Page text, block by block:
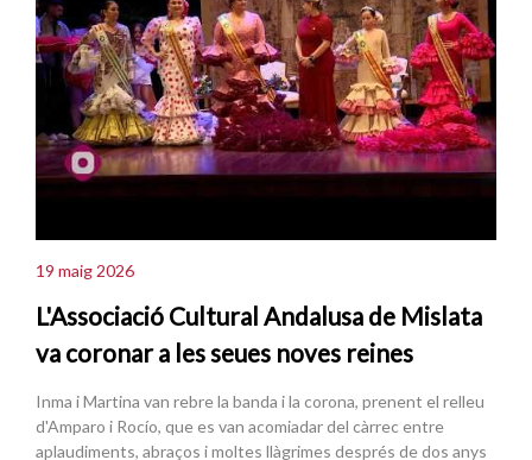
19 maig 2026
L'Associació Cultural Andalusa de Mislata
va coronar a les seues noves reines
Inma i Martina van rebre la banda i la corona, prenent el relleu
d'Amparo i Rocío, que es van acomiadar del càrrec entre
aplaudiments, abraços i moltes llàgrimes després de dos anys